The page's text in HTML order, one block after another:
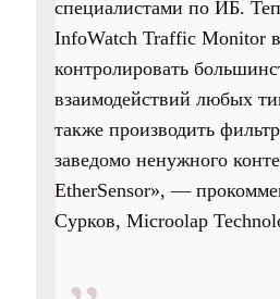
специалистами по ИБ.
InfoWatch Traffic Monitor
контролировать
взаимодействий любых
также производить
заведомо ненужного
EtherSensor», —
Сурков, Microolap